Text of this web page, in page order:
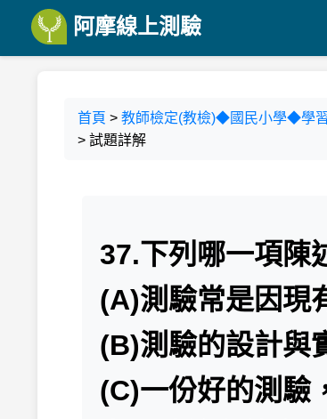
阿摩線上測驗
首頁 > 教師檢定(教檢)◆國民小學◆學
> 試題詳解
37.下列哪一項陳
(A)測驗常是因現
(B)測驗的設計與
(C)一份好的測驗